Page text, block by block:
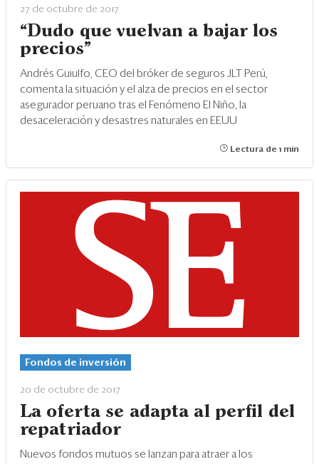
27 de octubre de 2017
“Dudo que vuelvan a bajar los
precios”
Andrés Guiulfo, CEO del bróker de seguros JLT Perú,
comenta la situación y el alza de precios en el sector
asegurador peruano tras el Fenómeno El Niño, la
desaceleración y desastres naturales en EEUU
Lectura de 1 min
Fondos de inversión
20 de octubre de 2017
La oferta se adapta al perfil del
repatriador
Nuevos fondos mutuos se lanzan para atraer a los